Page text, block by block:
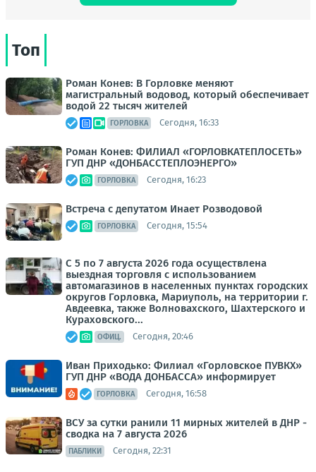
Топ
Роман Конев: В Горловке меняют
магистральный водовод, который обеспечивает
водой 22 тысяч жителей
ГОРЛОВКА Сегодня, 16:33
Роман Конев: ФИЛИАЛ «ГОРЛОВКАТЕПЛОСЕТЬ»
ГУП ДНР «ДОНБАССТЕПЛОЭНЕРГО»
ГОРЛОВКА Сегодня, 16:23
Встреча с депутатом Инает Розводовой
ГОРЛОВКА Сегодня, 15:54
С 5 по 7 августа 2026 года осуществлена
выездная торговля с использованием
автомагазинов в населенных пунктах городских
округов Горловка, Мариуполь, на территории г.
Авдеевка, также Волновахского, Шахтерского и
Кураховского...
ОФИЦ. Сегодня, 20:46
Иван Приходько: Филиал «Горловское ПУВКХ»
ГУП ДНР «ВОДА ДОНБАССА» информирует
ГОРЛОВКА Сегодня, 16:58
ВСУ за сутки ранили 11 мирных жителей в ДНР -
сводка на 7 августа 2026
ПАБЛИКИ Сегодня, 22:31